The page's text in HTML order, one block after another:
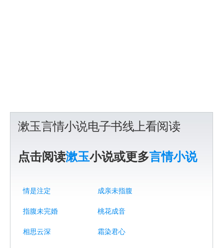
漱玉言情小说电子书线上看阅读
点击阅读漱玉小说或更多言情小说
情是注定 成亲未指腹
指腹未完婚 桃花成音
相思云深 霜染君心